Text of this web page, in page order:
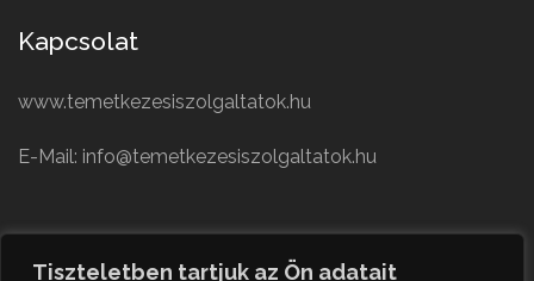
Tiszteletben tartjuk az Ön adatait
Kapcsolat
www.temetkezesiszolgaltatok.hu
E-Mail: info@temetkezesiszolgaltatok.hu